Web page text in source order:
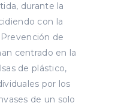
durante la
con la
de
centrado en la
de plástico,
por los
de un solo